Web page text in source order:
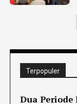
Terpopuler
Dua